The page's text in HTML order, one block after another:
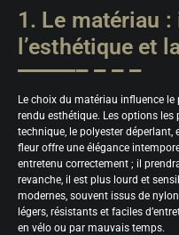
1. Le matériau
l’esthétique et
Le choix du matériau influence le
rendu esthétique. Les options les
technique, le polyester déperlant,
fleur offre une élégance
entretenu correctement ; il
revanche, il est plus lourd et
modernes, souvent issus de
légers, résistants et faciles
en vélo ou par mauvais temps.